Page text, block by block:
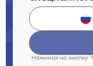
Нажимая на кнопку